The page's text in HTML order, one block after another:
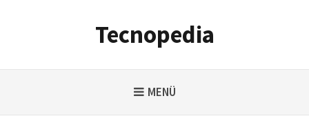
Tecnopedia
MENÜ